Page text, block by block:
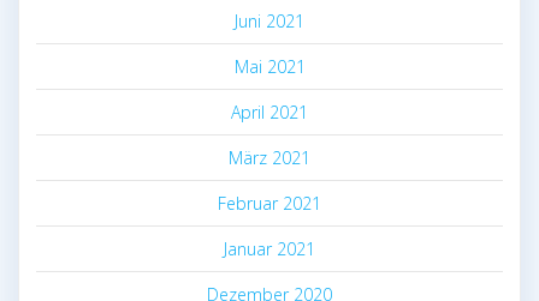
Juni 2021
Mai 2021
April 2021
März 2021
Februar 2021
Januar 2021
Dezember 2020